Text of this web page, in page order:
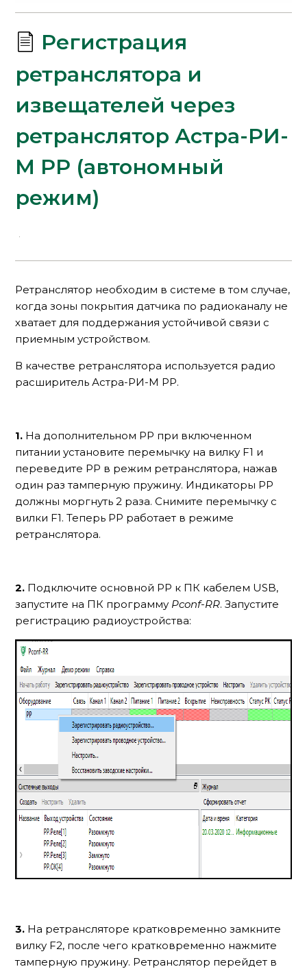
Регистрация
ретранслятора и
извещателей через
ретранслятор Астра-РИ-
М РР (автономный
режим)
Ретранслятор необходим в системе в том случае,
когда зоны покрытия датчика по радиоканалу не
хватает для поддержания устойчивой связи с
приемным устройством.
В качестве ретранслятора используется радио
расширитель Астра-РИ-М РР.
1. На дополнительном РР при включенном
питании установите перемычку на вилку F1 и
переведите РР в режим ретранслятора, нажав
один раз тамперную пружину. Индикаторы РР
должны моргнуть 2 раза. Снимите перемычку с
вилки F1. Теперь РР работает в режиме
ретранслятора.
2. Подключите основной РР к ПК кабелем USB,
запустите на ПК программу Pconf-RR. Запустите
регистрацию радиоустройства:
3. На ретрансляторе кратковременно замкните
вилку F2, после чего кратковременно нажмите
тамперную пружину. Ретранслятор перейдет в